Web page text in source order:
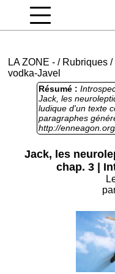
LA ZONE - / Rubriques /
vodka-Javel
Résumé :
Jack, les
ludique d'un texte
paragraphes
http://
pour qu'ils collent
Résumé des
psychiatre qui lui a
expérimentaux,
inexplicablement
d'alcools avant de
alors que le
Jack, les
chap. 3 |